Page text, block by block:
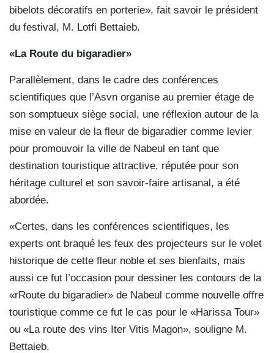
bibelots décoratifs en porterie», fait savoir le président
du festival, M. Lotfi Bettaieb.
«La Route du bigaradier»
Parallèlement, dans le cadre des conférences
scientifiques que l’Asvn organise au premier étage de
son somptueux siège social, une réflexion autour de la
mise en valeur de la fleur de bigaradier comme levier
pour promouvoir la ville de Nabeul en tant que
destination touristique attractive, réputée pour son
héritage culturel et son savoir-faire artisanal, a été
abordée.
«Certes, dans les conférences scientifiques, les
experts ont braqué les feux des projecteurs sur le volet
historique de cette fleur noble et ses bienfaits, mais
aussi ce fut l’occasion pour dessiner les contours de la
«rRoute du bigaradier» de Nabeul comme nouvelle offre
touristique comme ce fut le cas pour le «Harissa Tour»
ou «La route des vins Iter Vitis Magon», souligne M.
Bettaieb.